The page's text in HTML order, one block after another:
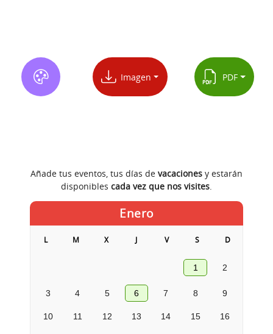
Enero
L M X J V S D
1 2
3 4 5 6 7 8 9
10 11 12 13 14 15 16
Añade tus eventos, tus días de vacaciones y estarán
disponibles cada vez que nos visites.
Imagen PDF